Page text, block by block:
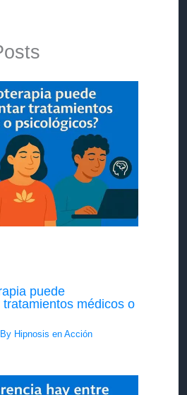
puede
médicos o
Hipnosis en Acción